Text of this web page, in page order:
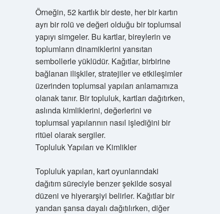
Örneğin, 52 kartlık bir deste, her bir kartın
ayrı bir rolü ve değeri olduğu bir toplumsal
yapıyı simgeler. Bu kartlar, bireylerin ve
toplumların dinamiklerini yansıtan
sembollerle yüklüdür. Kağıtlar, birbirine
bağlanan ilişkiler, stratejiler ve etkileşimler
üzerinden toplumsal yapıları anlamamıza
olanak tanır. Bir topluluk, kartları dağıtırken,
aslında kimliklerini, değerlerini ve
toplumsal yapılarının nasıl işlediğini bir
ritüel olarak sergiler.
Topluluk Yapıları ve Kimlikler
Topluluk yapıları, kart oyunlarındaki
dağıtım süreciyle benzer şekilde sosyal
düzeni ve hiyerarşiyi belirler. Kağıtlar bir
yandan şansa dayalı dağıtılırken, diğer